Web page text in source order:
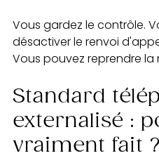
Vous gardez le contrôle.
désactiver le renvoi
Vous pouvez reprendre
Standard
externalisé :
vraiment fait ?